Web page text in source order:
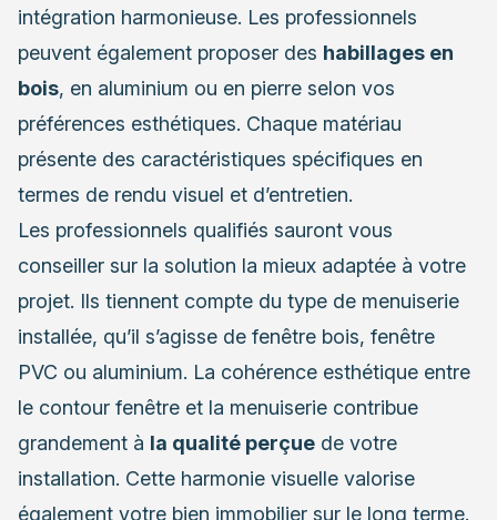
intégration harmonieuse. Les professionnels
peuvent également proposer des habillages en
bois, en aluminium ou en pierre selon vos
préférences esthétiques. Chaque matériau
présente des caractéristiques spécifiques en
termes de rendu visuel et d’entretien.
Les professionnels qualifiés sauront vous
conseiller sur la solution la mieux adaptée à votre
projet. Ils tiennent compte du type de menuiserie
installée, qu’il s’agisse de fenêtre bois, fenêtre
PVC ou aluminium. La cohérence esthétique entre
le contour fenêtre et la menuiserie contribue
grandement à la qualité perçue de votre
installation. Cette harmonie visuelle valorise
également votre bien immobilier sur le long terme.